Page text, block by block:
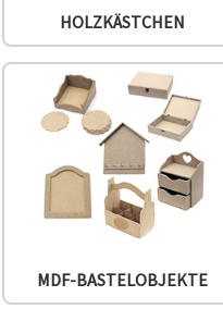
ändern
oder
widerrufen.
Impressum
Datenschutzerklärung
Cookie-
akzeptieren
Einstellungen
HOLZKÄSTCHEN
MDF-BASTELOBJEKTE